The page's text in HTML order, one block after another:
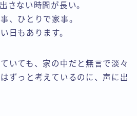
さない時間が長い。
、ひとりで家事。
日もあります。
いても、家の中だと無言で淡々
ずっと考えているのに、声に出